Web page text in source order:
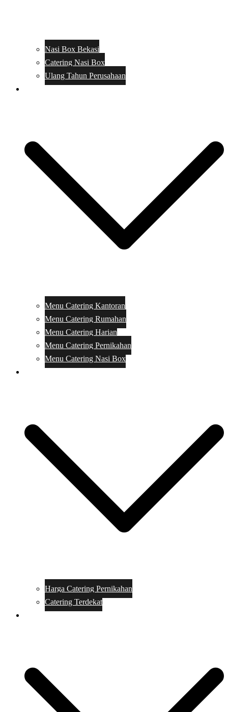
Nasi Box Bekasi
Catering Nasi Box
Ulang Tahun Perusahaan
Menu Catering Kantoran
Menu Catering Rumahan
Menu Catering Harian
Menu Catering Pernikahan
Menu Catering Nasi Box
Harga Catering Pernikahan
Catering Terdekat